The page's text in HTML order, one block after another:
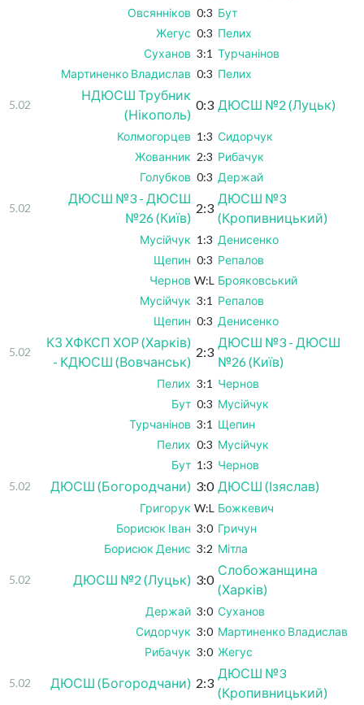
Овсянніков 0:3 Бут
Жегус 0:3 Пелих
Суханов 3:1 Турчанінов
Мартиненко Владислав 0:3 Пелих
5.02
НДЮСШ Трубник
(Нікополь)
0:3 ДЮСШ №2 (Луцьк)
Колмогорцев 1:3 Сидорчук
Жованник 2:3 Рибачук
Голубков 0:3 Держай
5.02
ДЮСШ №3 - ДЮСШ
№26 (Київ)
2:3
ДЮСШ №3
(Кропивницький)
Мусійчук 1:3 Денисенко
Щепин 0:3 Репалов
Чернов W:L Брояковський
Мусійчук 3:1 Репалов
Щепин 0:3 Денисенко
5.02
КЗ ХФКСП ХОР (Харків)
- КДЮСШ (Вовчанськ)
2:3
ДЮСШ №3 - ДЮСШ
№26 (Київ)
Пелих 3:1 Чернов
Бут 0:3 Мусійчук
Турчанінов 3:1 Щепин
Пелих 0:3 Мусійчук
Бут 1:3 Чернов
5.02
ДЮСШ (Богородчани) 3:0 ДЮСШ (Ізяслав)
Григорук W:L Божкевич
Борисюк Іван 3:0 Гричун
Борисюк Денис 3:2 Мітла
5.02 ДЮСШ №2 (Луцьк) 3:0
Слобожанщина
(Харків)
Держай 3:0 Суханов
Сидорчук 3:0 Мартиненко Владислав
Рибачук 3:0 Жегус
5.02 ДЮСШ (Богородчани) 2:3
ДЮСШ №3
(Кропивницький)